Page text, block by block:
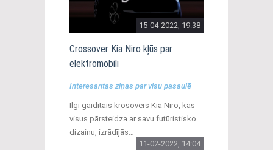
15-04-2022, 19:38
Crossover Kia Niro kļūs par
elektromobili
Interesantas ziņas par visu pasaulē
Ilgi gaidītais krosovers Kia Niro, kas
visus pārsteidza ar savu futūristisko
dizainu, izrādījās…
11-02-2022, 14:04